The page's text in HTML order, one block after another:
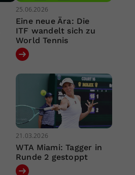
25.06.2026
Eine neue Ära: Die
ITF wandelt sich zu
World Tennis
21.03.2026
WTA Miami: Tagger in
Runde 2 gestoppt